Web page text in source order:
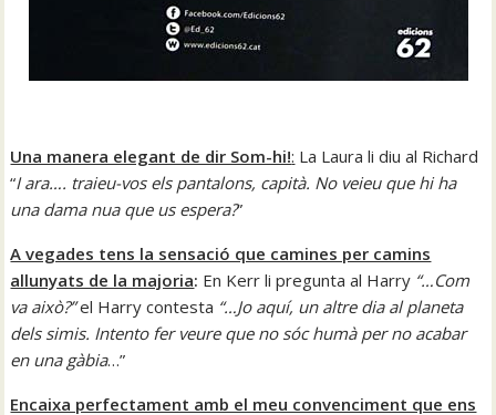
Una manera elegant de dir Som-hi!: La Laura li diu al Richard
“I ara…. traieu-vos els pantalons, capità. No veieu que hi ha
una dama nua que us espera?”
A vegades tens la sensació que camines per camins
allunyats de la majoria: En Kerr li pregunta al Harry “…Com
va això?”el Harry contesta “…Jo aquí, un altre dia al planeta
dels simis. Intento fer veure que no sóc humà per no acabar
en una gàbia…”
Encaixa perfectament amb el meu convenciment que ens